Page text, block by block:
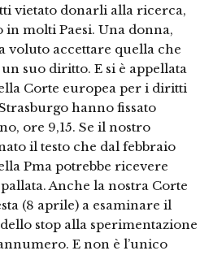
vietato donarli alla ricerca,
in molti Paesi. Una donna,
voluto accettare quella che
suo diritto. E si è appellata
Corte europea per i diritti
hanno fissato
ore 9,15. Se il nostro
il testo che dal febbraio
Pma potrebbe ricevere
Anche la nostra Corte
(8 aprile) a esaminare il
stop alla sperimentazione
E non è l’unico